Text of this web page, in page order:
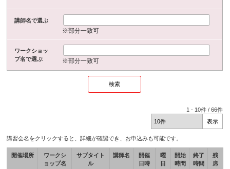
講師名で選ぶ
※部分一致可
ワークショッ
プ名で選ぶ
※部分一致可
1 - 10件 /66件
講習会名をクリックすると、詳細が確認でき、お申込みも可能です。
開催場所
ワークシ
ョップ名
サブタイト
ル
講師名
開催
日時
曜
日
開始
時間
終了
時間
残
席